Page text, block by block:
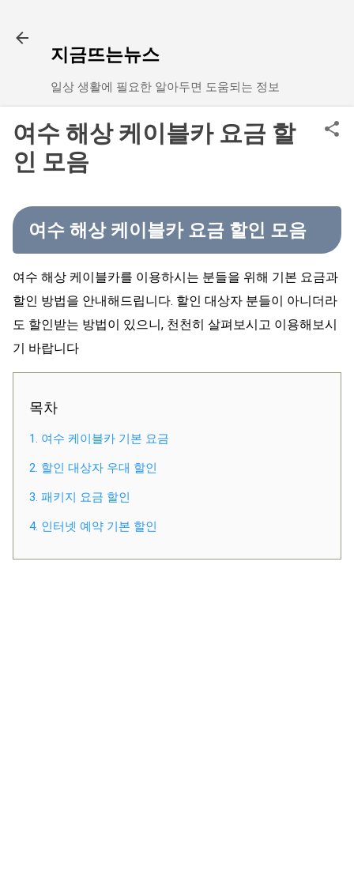
지금뜨는뉴스
일상 생활에 필요한 알아두면 도움되는 정보
여수 해상 케이블카 요금 할
인 모음
여수 해상 케이블카 요금 할인 모음
여수 해상 케이블카를 이용하시는 분들을 위해 기본 요금과
할인 방법을 안내해드립니다. 할인 대상자 분들이 아니더라
도 할인받는 방법이 있으니, 천천히 살펴보시고 이용해보시
기 바랍니다
목차
1. 여수 케이블카 기본 요금
2. 할인 대상자 우대 할인
3. 패키지 요금 할인
4. 인터넷 예약 기본 할인